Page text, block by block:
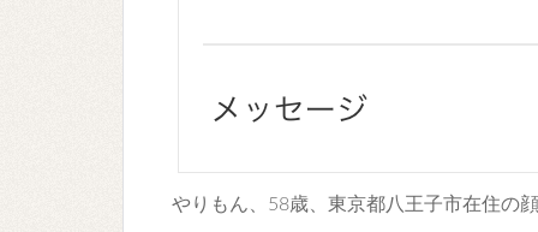
やりもん、58歳、東京都八王子市在住の